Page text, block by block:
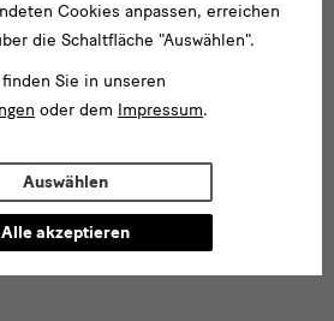
Grüne Gewölbe
Cookies anpassen, erreichen
die Schaltfläche "Auswählen".
Sie in unseren
oder dem Impressum.
Auswählen
Alle akzeptieren